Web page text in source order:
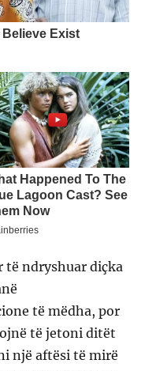
të ndryshuar diçka
të mëdha, por
të jetoni ditët
një aftësi të mirë